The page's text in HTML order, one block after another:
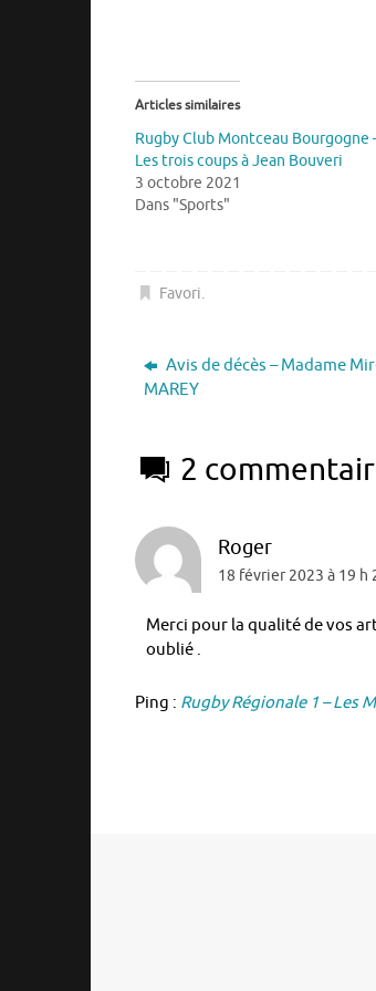
Articles similaires
Rugby Club Montceau Bourgogne
Les trois coups à Jean Bouveri
3 octobre 2021
Dans "Sports"
Favori.
Avis de décès – Madame
MAREY
2
Roger
18 février 2023 à 19 h
Merci pour la qualité de vos
oublié .
Ping : Rugby Régionale 1 – Les